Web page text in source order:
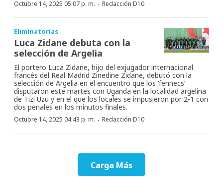
Octubre 14, 2025 05:07 p. m. · Redacción D10
Eliminatorias
Luca Zidane debuta con la
selección de Argelia
El portero Luca Zidane, hijo del exjugador internacional
francés del Real Madrid Zinedine Zidane, debutó con la
selección de Argelia en el encuentro que los ‘fennecs’
disputaron este martes con Uganda en la localidad argelina
de Tizi Uzu y en el que los locales se impusieron por 2-1 con
dos penales en los minutos finales.
Octubre 14, 2025 04:43 p. m. · Redacción D10
Carga Más